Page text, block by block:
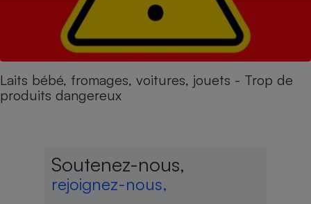
Laits bébé, fromages, voitures, jouets - Trop de
produits dangereux
Soutenez-nous,
rejoignez-nous,